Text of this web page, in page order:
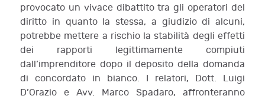
provocato un vivace dibattito tra gli operatori del
diritto in quanto la stessa, a giudizio di alcuni,
potrebbe mettere a rischio la stabilità degli effetti
dei rapporti legittimamente compiuti
dall’imprenditore dopo il deposito della domanda
di concordato in bianco. I relatori, Dott. Luigi
D’Orazio e Avv. Marco Spadaro, affronteranno